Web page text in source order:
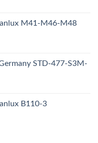
M41-M46-M48
STD-477-S3M-
B110-3